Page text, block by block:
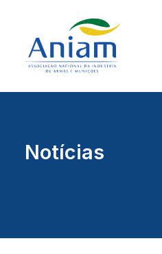
Notícias